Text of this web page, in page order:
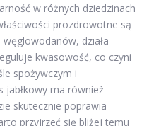
w różnych dziedzinach
prozdrowotne są
działa
kwasowość, co czyni
spożywczym i
jabłkowy ma również
skutecznie poprawia
przyjrzeć się bliżej temu